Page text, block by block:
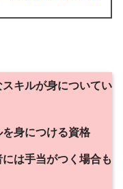
キルが身についてい
身につける資格
は手当がつく場合も